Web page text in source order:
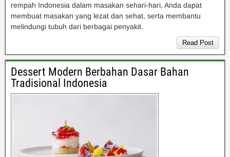
rempah Indonesia dalam masakan sehari-hari, Anda dapat
membuat masakan yang lezat dan sehat, serta membantu
melindungi tubuh dari berbagai penyakit.
Read Post
Dessert Modern Berbahan Dasar Bahan
Tradisional Indonesia